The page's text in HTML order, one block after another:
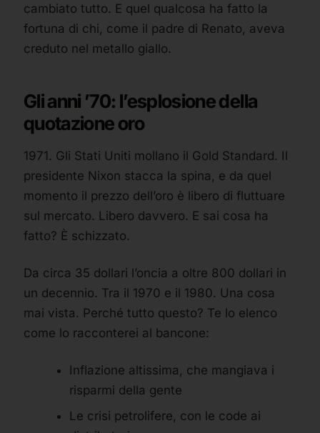
cambiato tutto. E quel qualcosa ha fatto la
fortuna di chi, come il padre di Renato, aveva
creduto nel metallo giallo.
Gli anni ’70: l’esplosione della
quotazione oro
1971. Gli Stati Uniti mollano il Gold Standard. Il
presidente Nixon stacca la spina, e da quel
momento il prezzo dell’oro è libero di fluttuare
sul mercato. Libero davvero. E sai cosa ha
fatto? È schizzato.
Da circa 35 dollari l’oncia a oltre 800 dollari in
un decennio. Tra il 1970 e il 1980. Una cosa
mai vista. Perché tutto questo? Te lo elenco
come lo racconterei al bancone:
Inflazione altissima, che mangiava i
risparmi della gente
Le crisi petrolifere, con le code ai